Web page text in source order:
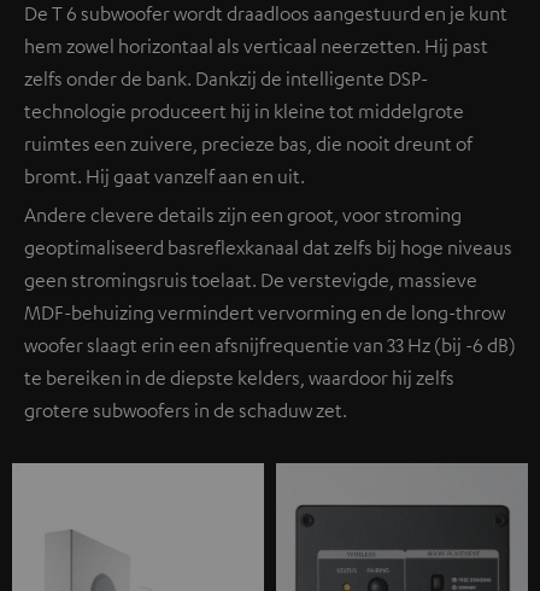
De T 6 subwoofer wordt draadloos aangestuurd en je kunt
hem zowel horizontaal als verticaal neerzetten. Hij past
zelfs onder de bank. Dankzij de intelligente DSP-
technologie produceert hij in kleine tot middelgrote
ruimtes een zuivere, precieze bas, die nooit dreunt of
bromt. Hij gaat vanzelf aan en uit.
Andere clevere details zijn een groot, voor stroming
geoptimaliseerd basreflexkanaal dat zelfs bij hoge niveaus
geen stromingsruis toelaat. De verstevigde, massieve
MDF-behuizing vermindert vervorming en de long-throw
woofer slaagt erin een afsnijfrequentie van 33 Hz (bij -6 dB)
te bereiken in de diepste kelders, waardoor hij zelfs
grotere subwoofers in de schaduw zet.